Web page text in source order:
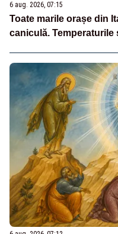
6 aug. 2026, 07:15
Toate marile orașe din
caniculă. Temperaturile